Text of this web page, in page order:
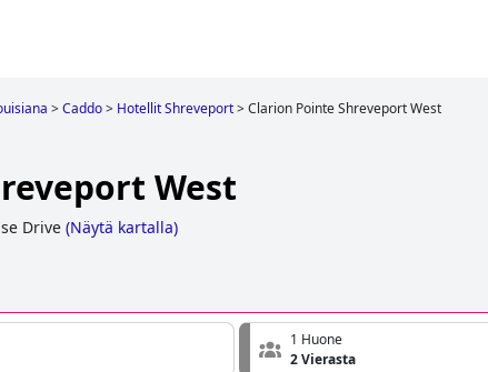
>Caddo> Hotellit Shreveport>Clarion Pointe Shreveport West
West
Drive (Näytä kartalla)
1 Huone
2 Vierasta